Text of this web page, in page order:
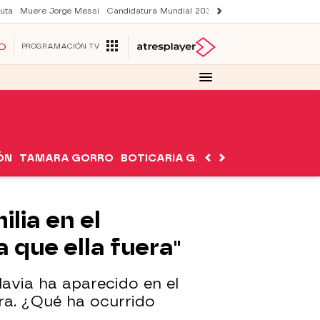
Muere Jorge Messi Candidatura Mundial 2030
PROGRAMACIÓN TV
TAMARA GORRO BOTICARIA GARCÍA
en el
que ella fuera"
ha aparecido en el
¿Qué ha ocurrido